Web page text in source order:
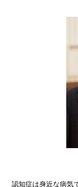
認知症は身近な病気